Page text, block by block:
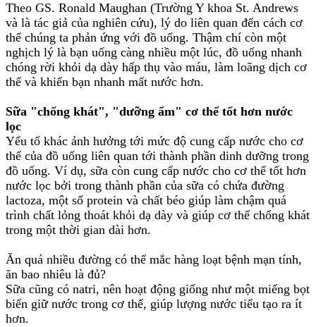
Theo GS. Ronald Maughan (Trường Y khoa St. Andrews
và là tác giả của nghiên cứu), lý do liên quan đến cách cơ
thể chúng ta phản ứng với đồ uống. Thậm chí còn một
nghịch lý là bạn uống càng nhiều một lúc, đồ uống nhanh
chóng rời khỏi dạ dày hấp thụ vào máu, làm loãng dịch cơ
thể và khiến bạn nhanh mất nước hơn.
Sữa "chống khát", "dưỡng ẩm" cơ thể tốt hơn nước
lọc
Yếu tố khác ảnh hưởng tới mức độ cung cấp nước cho cơ
thể của đồ uống liên quan tới thành phần dinh dưỡng trong
đồ uống. Ví dụ, sữa còn cung cấp nước cho cơ thể tốt hơn
nước lọc bởi trong thành phần của sữa có chứa đường
lactoza, một số protein và chất béo giúp làm chậm quá
trình chất lỏng thoát khỏi dạ dày và giúp cơ thể chống khát
trong một thời gian dài hơn.
Ăn quá nhiều đường có thể mắc hàng loạt bệnh mạn tính,
ăn bao nhiêu là đủ?
Sữa cũng có natri, nên hoạt động giống như một miếng bọt
biển giữ nước trong cơ thể, giúp lượng nước tiểu tạo ra ít
hơn.